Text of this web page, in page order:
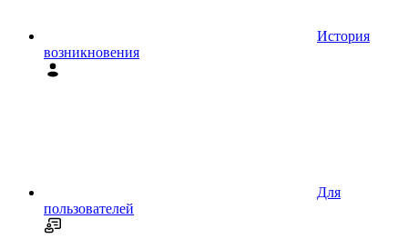
История
возникновения
Для
пользователей